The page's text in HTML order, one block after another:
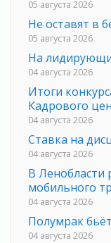
05 августа 2026
Не оставят в
05 августа 2026
На
04 августа 2026
Итоги
Кадрового
04 августа 2026
Ставка на
04 августа 2026
В Ленобласти
мобильного
04 августа 2026
Полумрак
04 августа 2026